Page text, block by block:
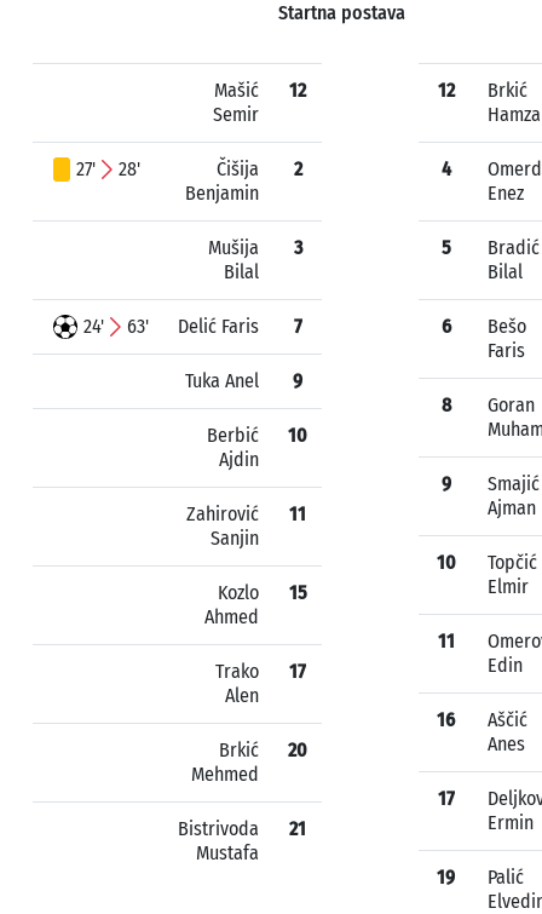
Startna postava
Mašić
Semir
12
27' 28'
Čišija
Benjamin
2
Mušija
Bilal
3
24' 63' Delić Faris 7
Tuka Anel 9
Berbić
Ajdin
10
Zahirović
Sanjin
11
Kozlo
Ahmed
15
Trako
Alen
17
Brkić
Mehmed
20
Bistrivoda
Mustafa
21
12
Brkić
Hamza
4
Enez
5
Bradić
Bilal
6
Bešo
Faris
8
Goran
9
Smajić
Ajman
10
Topčić
Elmir
11
Edin
16
Aščić
Anes
17
Ermin
19
Palić